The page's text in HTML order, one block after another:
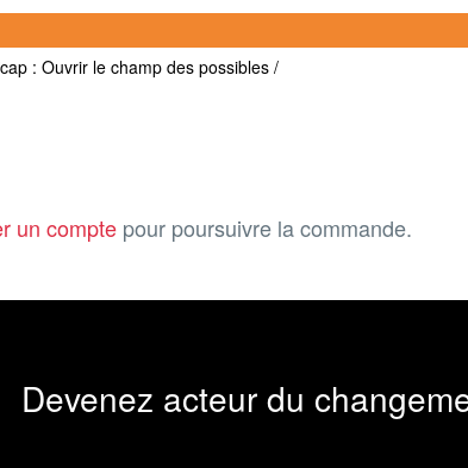
: Ouvrir le champ des possibles /
un compte pour poursuivre la commande.
Devenez acteur du